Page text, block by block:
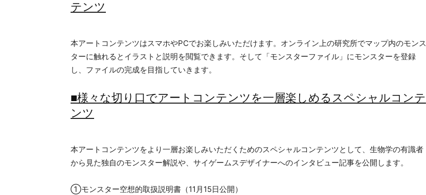
テンツ
本アートコンテンツはスマホやPCでお楽しみいただけます。オンライン上の研究所でマップ内のモンス
ターに触れるとイラストと説明を閲覧できます。そして「モンスターファイル」にモンスターを登録
し、ファイルの完成を目指していきます。
■様々な切り口でアートコンテンツを一層楽しめるスペシャルコンテ
ンツ
本アートコンテンツをより一層お楽しみいただくためのスペシャルコンテンツとして、生物学の有識者
から見た独自のモンスター解説や、サイゲームスデザイナーへのインタビュー記事を公開します。
①モンスター空想的取扱説明書（11月15日公開）